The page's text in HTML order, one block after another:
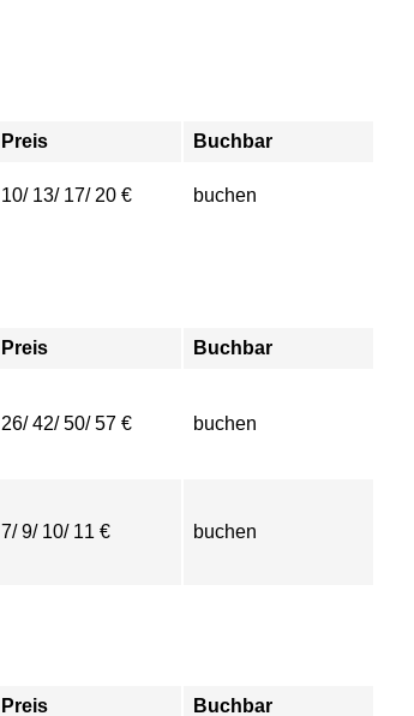
Preis Buchbar
10/ 13/ 17/ 20 € buchen
Preis Buchbar
26/ 42/ 50/ 57 € buchen
7/ 9/ 10/ 11 € buchen
Preis Buchbar